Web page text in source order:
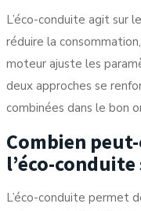
L’éco-conduite agit sur
réduire la
moteur ajuste les
deux approches se
combinées dans le bon
Combien
l’éco-conduite
L’éco-conduite permet